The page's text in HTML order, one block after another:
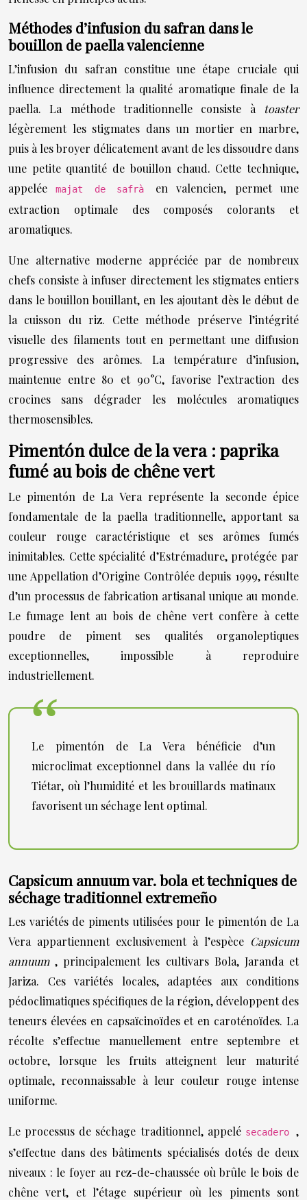
Méthodes d’infusion du safran dans le
bouillon de paella valencienne
L’infusion du safran constitue une étape cruciale qui
influence directement la qualité aromatique finale de la
paella. La méthode traditionnelle consiste à toaster
légèrement les stigmates dans un mortier en marbre,
puis à les broyer délicatement avant de les dissoudre dans
une petite quantité de bouillon chaud. Cette technique,
appeléemajat de safrà en valencien, permet une
extraction optimale des composés colorants et
aromatiques.
Une alternative moderne appréciée par de nombreux
chefs consiste à infuser directement les stigmates entiers
dans le bouillon bouillant, en les ajoutant dès le début de
la cuisson du riz. Cette méthode préserve l’intégrité
visuelle des filaments tout en permettant une diffusion
progressive des arômes. La température d’infusion,
maintenue entre 80 et 90°C, favorise l’extraction des
crocines sans dégrader les molécules aromatiques
thermosensibles.
Pimentón dulce de la vera : paprika
fumé au bois de chêne vert
Le pimentón de La Vera représente la seconde épice
fondamentale de la paella traditionnelle, apportant sa
couleur rouge caractéristique et ses arômes fumés
inimitables. Cette spécialité d’Estrémadure, protégée par
une Appellation d’Origine Contrôlée depuis 1999, résulte
d’un processus de fabrication artisanal unique au monde.
Le fumage lent au bois de chêne vert confère à cette
poudre de piment ses qualités organoleptiques
exceptionnelles, impossible à reproduire
industriellement.
Le pimentón de La Vera bénéficie d’un
microclimat exceptionnel dans la vallée du río
Tiétar, où l’humidité et les brouillards matinaux
favorisent un séchage lent optimal.
Capsicum annuum var. bola et techniques de
séchage traditionnel extremeño
Les variétés de piments utilisées pour le pimentón de La
Vera appartiennent exclusivement à l’espèce Capsicum
annuum, principalement les cultivars Bola, Jaranda et
Jariza. Ces variétés locales, adaptées aux conditions
pédoclimatiques spécifiques de la région, développent des
teneurs élevées en capsaïcinoïdes et en caroténoïdes. La
récolte s’effectue manuellement entre septembre et
octobre, lorsque les fruits atteignent leur maturité
optimale, reconnaissable à leur couleur rouge intense
uniforme.
Le processus de séchage traditionnel, appelé secadero,
s’effectue dans des bâtiments spécialisés dotés de deux
niveaux : le foyer au rez-de-chaussée où brûle le bois de
chêne vert, et l’étage supérieur où les piments sont